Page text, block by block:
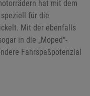
hat mit dem
für die
Mit der ebenfalls
in die „Moped“-
Fahrspaßpotenzial